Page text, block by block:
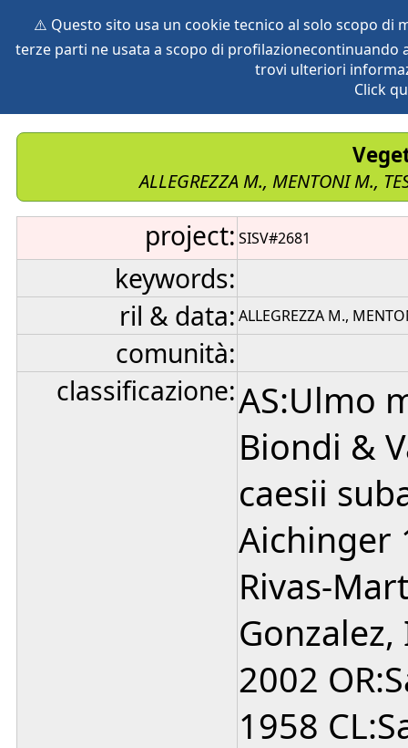
⚠️ Questo sito usa un cookie tecnico al solo scopo di
terze parti ne usata a scopo di
trovi ulteriori
Click
vegetation global db
ALLEGREZZA M., MENTONI M.,
project: SISV#2681
keywords:
ril & data: ALLEGREZZA M.,
comunità:
classificazione:AS:Ulmo
Biondi &
caesii
Aichinger
Rivas-
2002
1958